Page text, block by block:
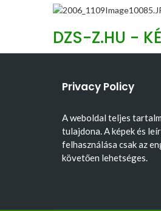
DZS-Z.HU -
Privacy Policy
A weboldal teljes
tulajdona. A képek és
felhasználása csak az
követően lehetséges.